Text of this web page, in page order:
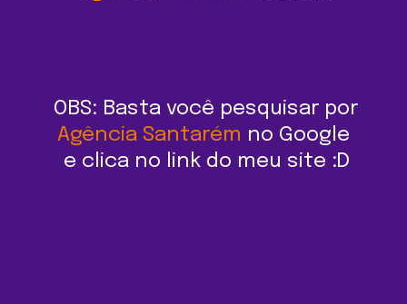
OBS: Basta você pesquisar por
Agência Santarém no Google
e clica no link do meu site :D